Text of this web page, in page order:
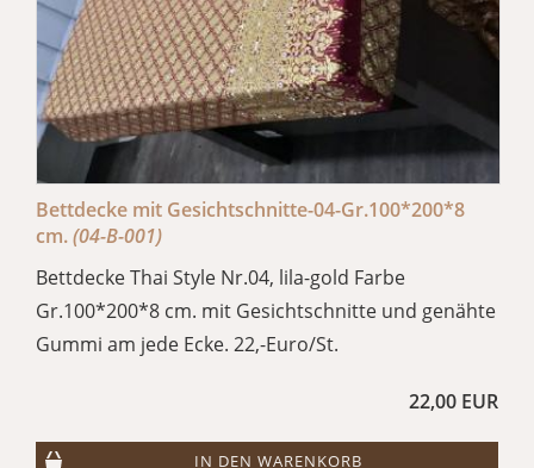
Bettdecke mit Gesichtschnitte-04-Gr.100*200*8
cm.(04-B-001)
Bettdecke Thai Style Nr.04, lila-gold Farbe
Gr.100*200*8 cm. mit Gesichtschnitte und genähte
Gummi am jede Ecke. 22,-Euro/St.
22,00 EUR
IN DEN WARENKORB